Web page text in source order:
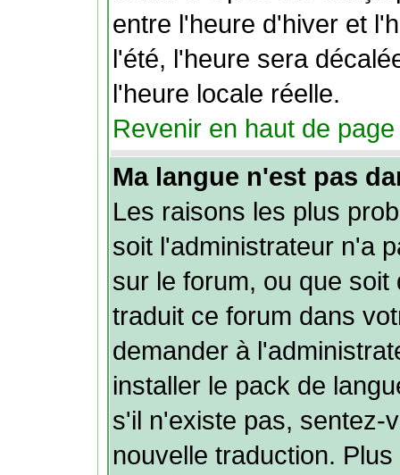
entre l'heure d'hiver et
l'été, l'heure sera
l'heure locale réelle.
Revenir en haut de page
Ma langue n'est pas
Les raisons les plus
soit l'administrateur n'a
sur le forum, ou que
traduit ce forum dans
demander à
installer le pack de
s'il n'existe pas, sentez-
nouvelle traduction.